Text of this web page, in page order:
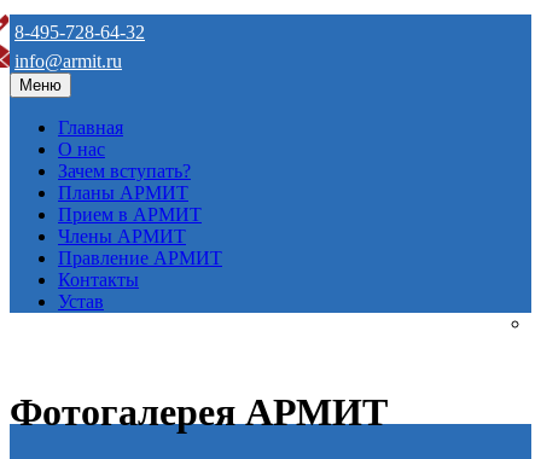
8-495-728-64-32
info@armit.ru
Меню
Главная
О нас
Зачем вступать?
Планы АРМИТ
Прием в АРМИТ
Члены АРМИТ
Правление АРМИТ
Контакты
Устав
Фотогалерея АРМИТ